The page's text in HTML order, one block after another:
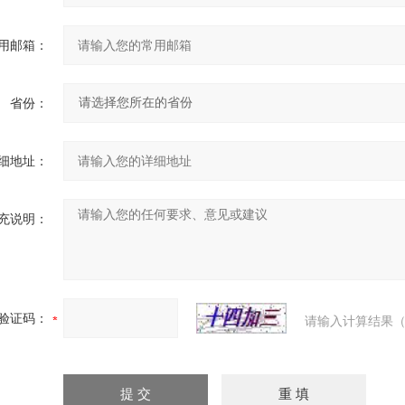
邮箱：
省份：
地址：
说明：
证码： 请输入计算结果